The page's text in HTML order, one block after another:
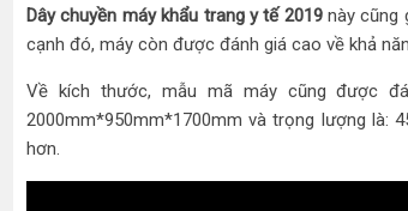
Dây chuyền máy khẩu trang y tế 2019này cũng
cạnh đó, máy còn được đánh giá cao về khả
Về kích thước, mẫu mã máy cũng được
2000mm*950mm*1700mm và trọng lượng là:
hơn.